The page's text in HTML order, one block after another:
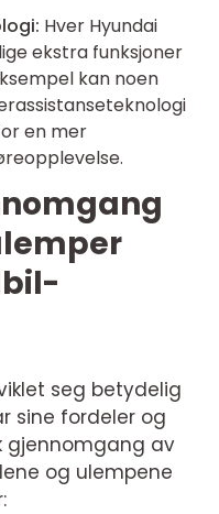
Hver Hyundai
ekstra funksjoner
kan noen
en mer
seg betydelig
sine fordeler og
gjennomgang av
og ulempene